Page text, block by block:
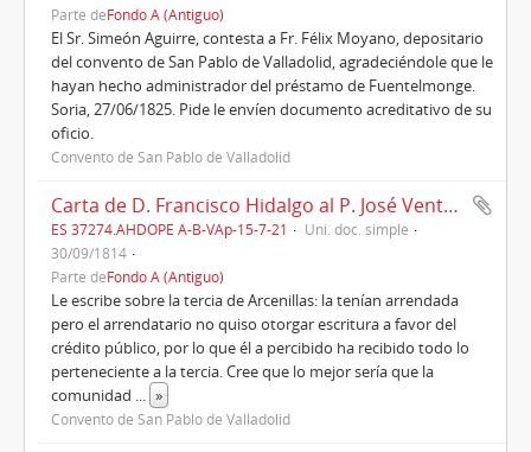
Parte deFondo A (Antiguo)
El Sr. Simeón Aguirre, contesta a Fr. Félix Moyano, depositario
del convento de San Pablo de Valladolid, agradeciéndole que le
hayan hecho administrador del préstamo de Fuentelmonge.
Soria, 27/06/1825. Pide le envíen documento acreditativo de su
oficio.
Convento de San Pablo de Valladolid
Carta de D. Francisco Hidalgo al P. José Ventura Martínez, O.P., 1814
ES 37274.AHDOPE A-B-VAp-15-7-21
Uni. doc. simple
30/09/1814
Parte deFondo A (Antiguo)
Le escribe sobre la tercia de Arcenillas: la tenían arrendada
pero el arrendatario no quiso otorgar escritura a favor del
crédito público, por lo que él a percibido ha recibido todo lo
perteneciente a la tercia. Cree que lo mejor sería que la
comunidad ... »
Convento de San Pablo de Valladolid